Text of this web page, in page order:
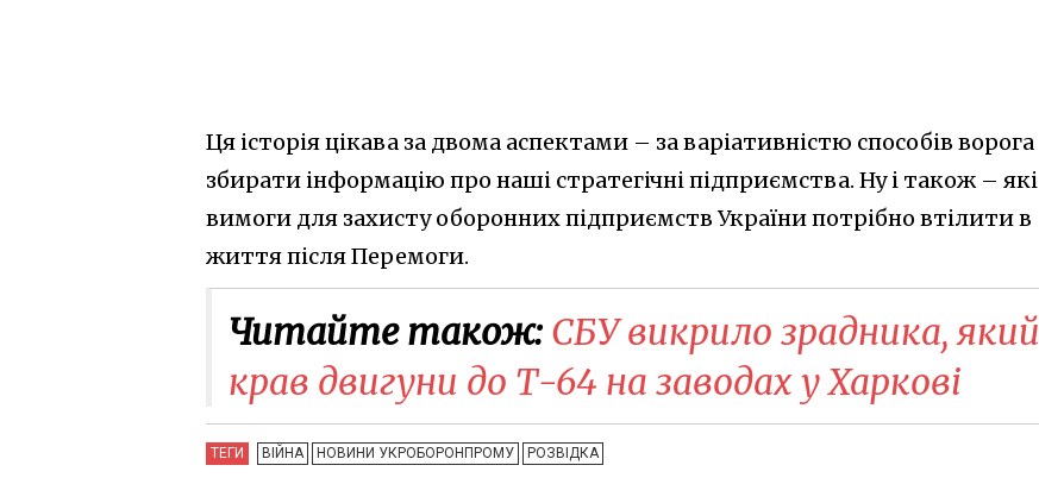
Ця історія цікава за двома аспектами – за варіативністю способів ворога
збирати інформацію про наші стратегічні підприємства. Ну і також – які
вимоги для захисту оборонних підприємств України потрібно втілити в
життя після Перемоги.
Читайте також: СБУ викрило зрадника, який
крав двигуни до Т-64 на заводах у Харкові
ТЕГИ ВІЙНА НОВИНИ УКРОБОРОНПРОМУ РОЗВІДКА